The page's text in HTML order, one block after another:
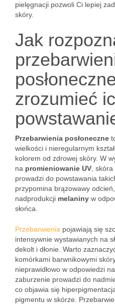
pielęgnacji pozwoli Ci lepiej
skóry.
Jak
zrozumieć
Przebarwienia posłoneczne
wielkości i nieregularnym
kolorem od zdrowej skóry. W
na promieniowanie UV ,
prowadzi do powstawania
przypomina brązowawy
nadprodukcji melaniny w
słońca.
Przebarwienia pojawiają się
intensywnie wystawianych na
dekolt i dłonie. Warto
komórkami barwnikowymi
nieprawidłowo w odpowiedzi na
zaburzenie prowadzi do
co objawia się
pigmentu w skórze.